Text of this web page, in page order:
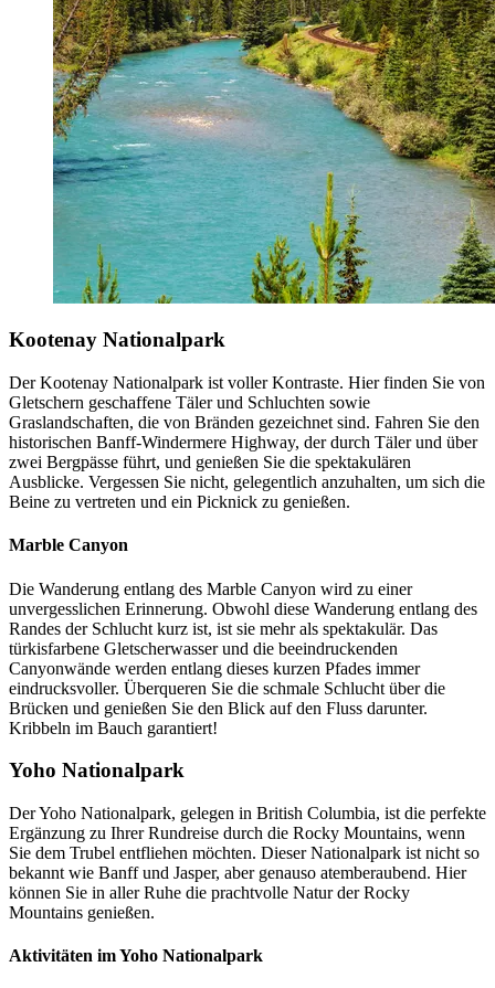
Kootenay Nationalpark
Der Kootenay Nationalpark ist voller Kontraste. Hier finden Sie von
Gletschern geschaffene Täler und Schluchten sowie
Graslandschaften, die von Bränden gezeichnet sind. Fahren Sie den
historischen Banff-Windermere Highway, der durch Täler und über
zwei Bergpässe führt, und genießen Sie die spektakulären
Ausblicke. Vergessen Sie nicht, gelegentlich anzuhalten, um sich die
Beine zu vertreten und ein Picknick zu genießen.
Marble Canyon
Die Wanderung entlang des Marble Canyon wird zu einer
unvergesslichen Erinnerung. Obwohl diese Wanderung entlang des
Randes der Schlucht kurz ist, ist sie mehr als spektakulär. Das
türkisfarbene Gletscherwasser und die beeindruckenden
Canyonwände werden entlang dieses kurzen Pfades immer
eindrucksvoller. Überqueren Sie die schmale Schlucht über die
Brücken und genießen Sie den Blick auf den Fluss darunter.
Kribbeln im Bauch garantiert!
Yoho Nationalpark
Der Yoho Nationalpark, gelegen in British Columbia, ist die perfekte
Ergänzung zu Ihrer Rundreise durch die Rocky Mountains, wenn
Sie dem Trubel entfliehen möchten. Dieser Nationalpark ist nicht so
bekannt wie Banff und Jasper, aber genauso atemberaubend. Hier
können Sie in aller Ruhe die prachtvolle Natur der Rocky
Mountains genießen.
Aktivitäten im Yoho Nationalpark